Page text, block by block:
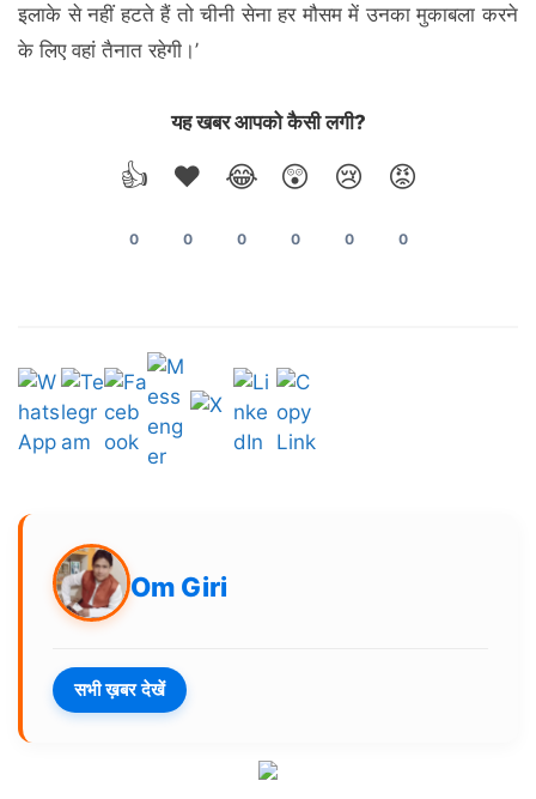
इलाके से नहीं हटते हैं तो चीनी सेना हर मौसम में उनका मुकाबला करने
के लिए वहां तैनात रहेगी।’
यह खबर आपको कैसी लगी?
👍
0
❤️
0
😂
0
😲
0
😢
0
😡
0
Om Giri
सभी ख़बर देखें